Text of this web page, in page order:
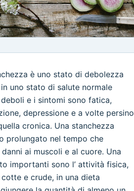
è uno stato di debolezza
uno stato di salute normale
e i sintomi sono fatica,
depressione e a volte persino
cronica. Una stanchezza
prolungato nel tempo che
ai muscoli e al cuore. Una
importanti sono l’ attività fisica,
e crude, in una dieta